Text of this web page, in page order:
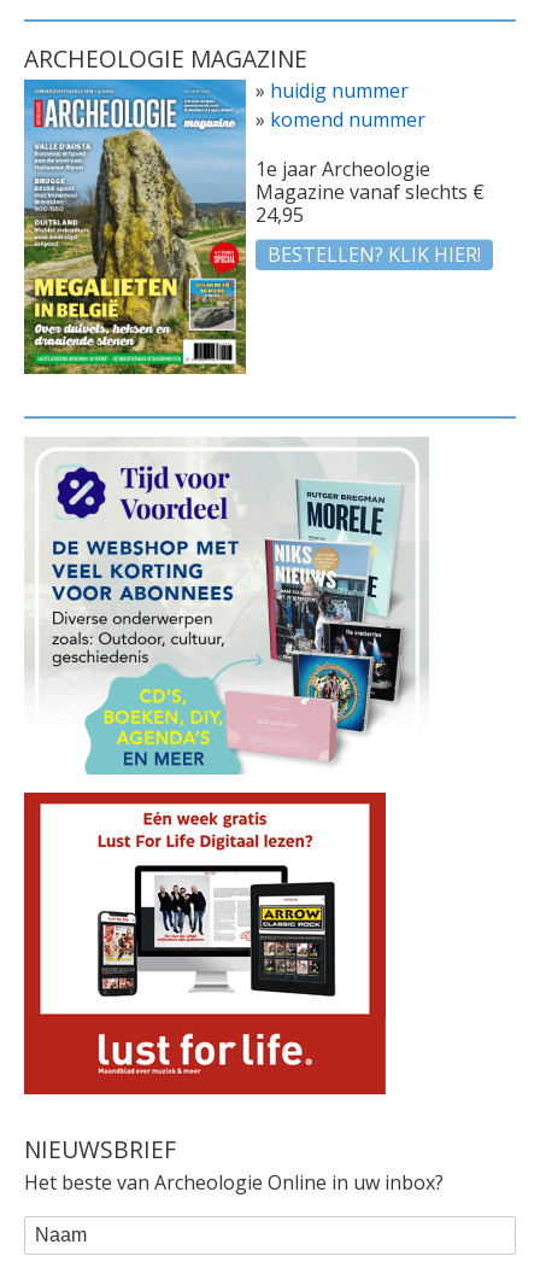
ARCHEOLOGIE MAGAZINE
» huidig nummer
» komend nummer
1e jaar Archeologie
Magazine vanaf slechts €
24,95
BESTELLEN? KLIK HIER!
NIEUWSBRIEF
Het beste van Archeologie Online in uw inbox?
WEBFORM
Naam